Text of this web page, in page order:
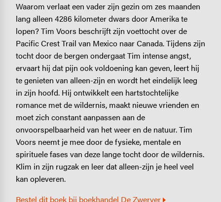
Waarom verlaat een vader zijn gezin om zes maanden
lang alleen 4286 kilometer dwars door Amerika te
lopen? Tim Voors beschrijft zijn voettocht over de
Pacific Crest Trail van Mexico naar Canada. Tijdens zijn
tocht door de bergen ondergaat Tim intense angst,
ervaart hij dat pijn ook voldoening kan geven, leert hij
te genieten van alleen-zijn en wordt het eindelijk leeg
in zijn hoofd. Hij ontwikkelt een hartstochtelijke
romance met de wildernis, maakt nieuwe vrienden en
moet zich constant aanpassen aan de
onvoorspelbaarheid van het weer en de natuur. Tim
Voors neemt je mee door de fysieke, mentale en
spirituele fases van deze lange tocht door de wildernis.
Klim in zijn rugzak en leer dat alleen-zijn je heel veel
kan opleveren.
Bestel dit boek bij boekhandel De Zwerver